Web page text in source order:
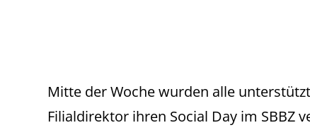
Mitte der Woche wurden alle
Filialdirektor ihren Social Day im SBBZ